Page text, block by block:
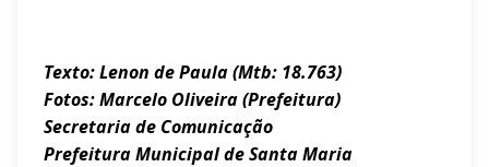
Texto: Lenon de Paula (Mtb: 18.763)
Fotos: Marcelo Oliveira (Prefeitura)
Secretaria de Comunicação
Prefeitura Municipal de Santa Maria